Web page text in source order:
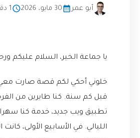
أبو عمر 30 مايو، 2026 1 دقائق قراءة
يا جماعة الخير، السلام عليكم
خلوني أحكي لكم قصة صارت
قبل كم سنة. كنا طايرين من
تطبيق ويب جديد، خدمة كنا
الليالي. في الأسابيع الأولى، كانت